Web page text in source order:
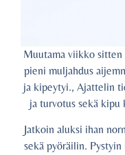
Muutama viikko sitten
pieni muljahdus
ja kipeytyi., Ajattelin
ja turvotus sekä kipu
Jatkoin aluksi ihan
sekä pyöräilin.